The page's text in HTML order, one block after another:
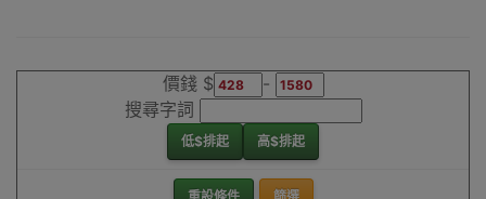
價錢 $
-
搜尋字詞
低$排起 高$排起